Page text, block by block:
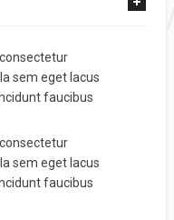
sem eget lacus
faucibus
sem eget lacus
faucibus